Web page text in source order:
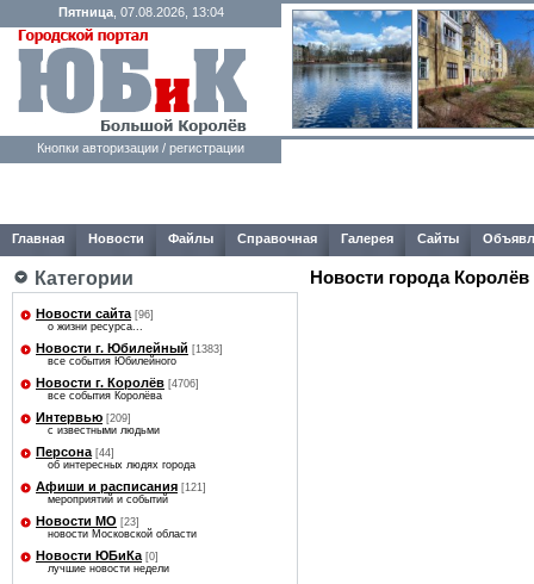
Пятница, 07.08.2026, 13:04
Кнопки авторизации / регистрации
Главная Новости Файлы Справочная Галерея Сайты
Категории
Новости сайта [96]
о жизни ресурса...
Новости г. Юбилейный [1383]
все события Юбилейного
Новости г. Королёв [4706]
все события Королёва
Интервью [209]
с известными людьми
Персона [44]
об интересных людях города
Афиши и расписания [121]
мероприятий и событий
Новости МО [23]
новости Московской области
Новости ЮБиКа [0]
лучшие новости недели
Новости города Королёв